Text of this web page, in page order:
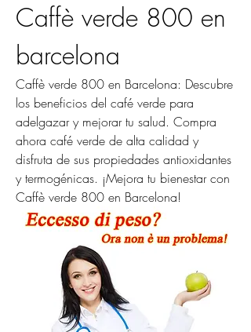
Caffè verde 800 en
barcelona
Caffè verde 800 en Barcelona: Descubre
los beneficios del café verde para
adelgazar y mejorar tu salud. Compra
ahora café verde de alta calidad y
disfruta de sus propiedades antioxidantes
y termogénicas. ¡Mejora tu bienestar con
Caffè verde 800 en Barcelona!